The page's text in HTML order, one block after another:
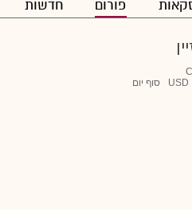
פורום חדשות
USD סוף יום